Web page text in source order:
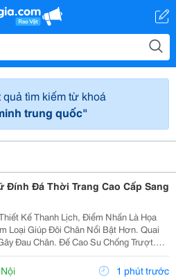
tìm kiếm từ khoá
trung quốc"
Đính Đá Thời Trang Cao Cấp Sang
Kế Thanh Lịch, Điểm Nhấn Là Họa
Giúp Đôi Chân Nổi Bật Hơn. Quai
Đế Cao Su Chống Trượt.
Hoặc Quần
Đi Biển, Đi Chơi, Dạo Phố.
1 phút trước